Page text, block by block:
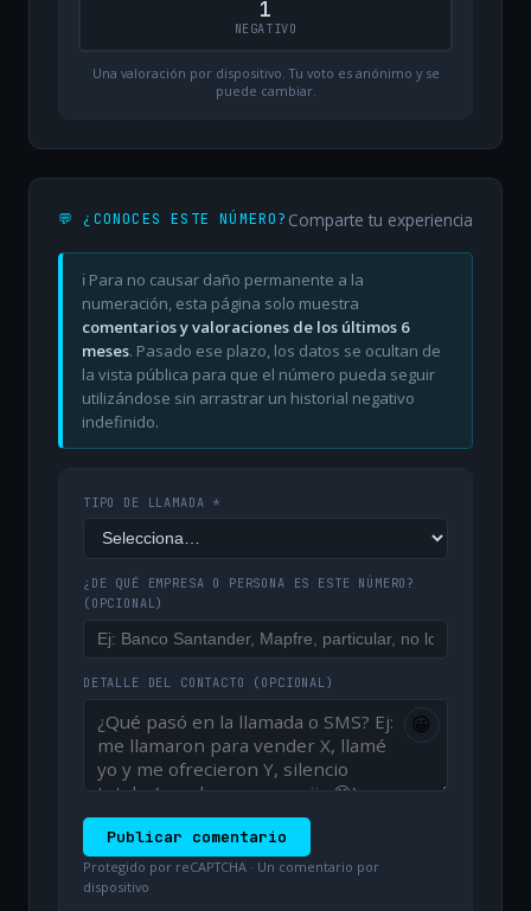
1
NEGATIVO
Una valoración por dispositivo. Tu voto es anónimo y se
puede cambiar.
💬 ¿CONOCES ESTE NÚMERO? Comparte tu experiencia
ℹ️ Para no causar daño permanente a la
numeración, esta página solo muestra
comentarios y valoraciones de los últimos 6
meses. Pasado ese plazo, los datos se ocultan de
la vista pública para que el número pueda seguir
utilizándose sin arrastrar un historial negativo
indefinido.
TIPO DE LLAMADA *
¿DE QUÉ EMPRESA O PERSONA ES ESTE NÚMERO?
(OPCIONAL)
DETALLE DEL CONTACTO (OPCIONAL)
😀
Publicar comentario
Protegido por reCAPTCHA · Un comentario por
dispositivo